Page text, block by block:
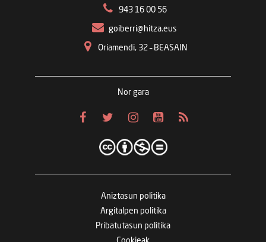
943 16 00 56
goiberri@hitza.eus
Oriamendi, 32 – BEASAIN
Nor gara
Aniztasun politika
Argitalpen politika
Pribatutasun politika